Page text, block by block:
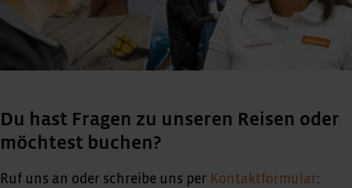
Du hast Fragen zu unseren Reisen oder
möchtest buchen?
Ruf uns an oder schreibe uns per Kontaktformular: